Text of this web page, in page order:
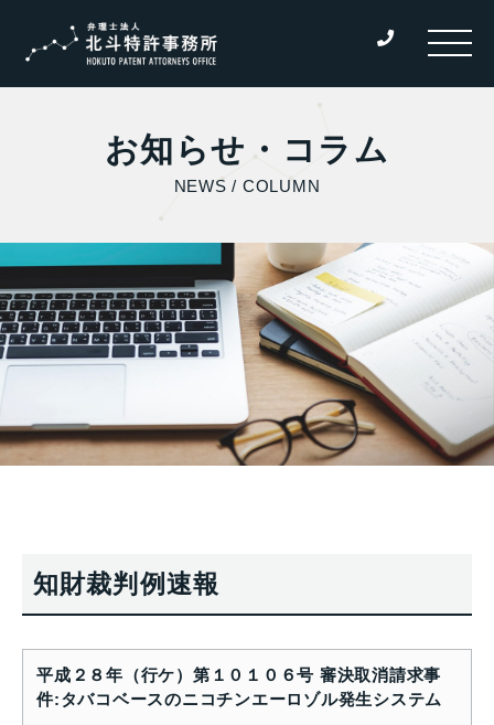
お知らせ・コラム
NEWS / COLUMN
知財裁判例速報
平成２８年（行ケ）第１０１０６号 審決取消請求事
件:タバコベースのニコチンエーロゾル発生システム